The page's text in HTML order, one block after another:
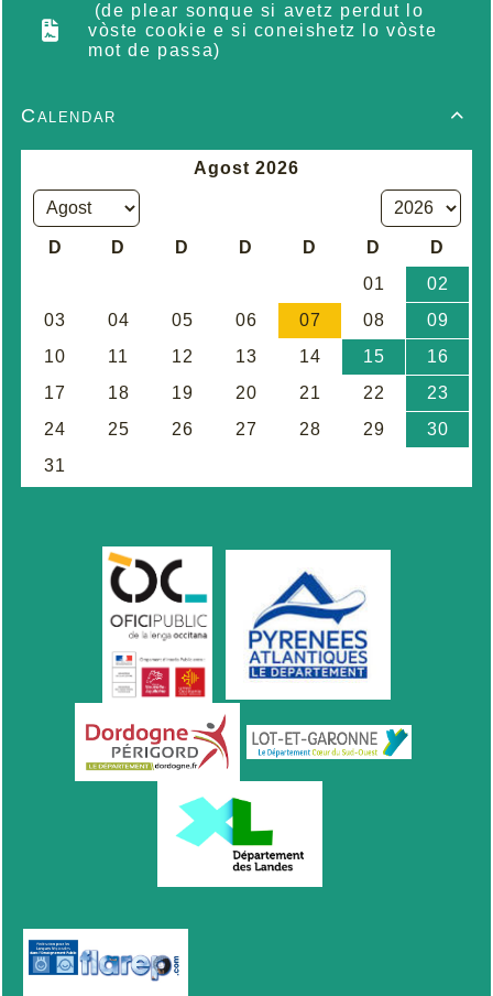
(de plear sonque si avetz perdut lo
vòste cookie e si coneishetz lo vòste
mot de passa)

Calendar